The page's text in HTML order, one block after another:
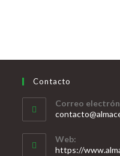
Contacto
Correo
Web:
https://